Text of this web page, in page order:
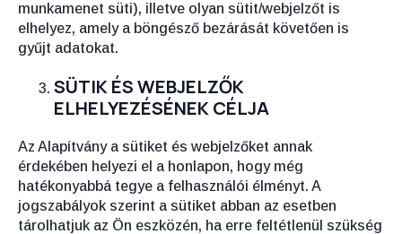
munkamenet süti), illetve olyan sütit/webjelzőt is
elhelyez, amely a böngésző bezárását követően is
gyűjt adatokat.
SÜTIK ÉS WEBJELZŐK
ELHELYEZÉSÉNEK CÉLJA
Az Alapítvány a sütiket és webjelzőket annak
érdekében helyezi el a honlapon, hogy még
hatékonyabbá tegye a felhasználói élményt. A
jogszabályok szerint a sütiket abban az esetben
tárolhatjuk az Ön eszközén, ha erre feltétlenül szükség